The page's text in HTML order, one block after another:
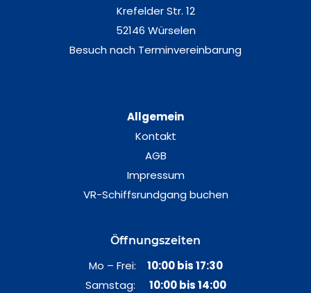
Krefelder Str. 12
52146 Würselen
Besuch nach Terminvereinbarung
Allgemein
Kontakt
AGB
Impressum
VR-Schiffsrundgang buchen
Öffnungszeiten
Mo – Frei: 10:00 bis 17:30
Samstag: 10:00 bis 14:00